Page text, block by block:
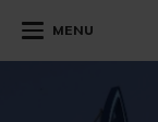
MENU